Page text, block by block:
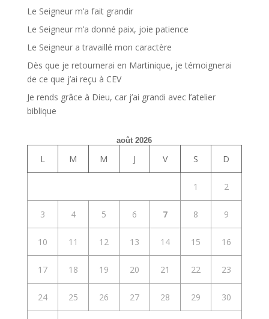
Le Seigneur m’a fait grandir
Le Seigneur m’a donné paix, joie patience
Le Seigneur a travaillé mon caractère
Dès que je retournerai en Martinique, je témoignerai
de ce que j’ai reçu à CEV
Je rends grâce à Dieu, car j’ai grandi avec l’atelier
biblique
août 2026
L M M J V S D
1 2
3 4 5 6 7 8 9
10 11 12 13 14 15 16
17 18 19 20 21 22 23
24 25 26 27 28 29 30